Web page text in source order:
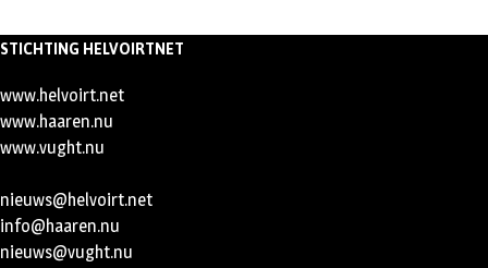
STICHTING HELVOIRTNET
www.helvoirt.net
www.haaren.nu
www.vught.nu
nieuws@helvoirt.net
info@haaren.nu
nieuws@vught.nu